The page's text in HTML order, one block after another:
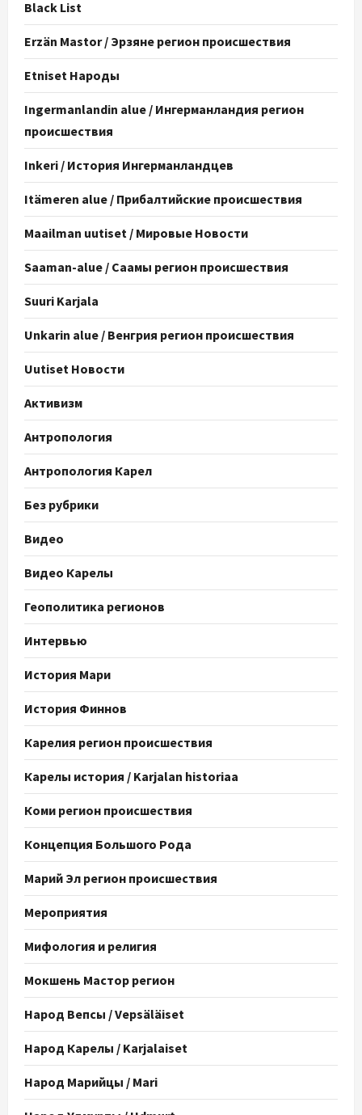
Black List
Erzän Mastor / Эрзяне регион происшествия
Etniset Народы
Ingermanlandin alue / Ингерманландия регион
происшествия
Inkeri / История Ингерманландцев
Itämeren alue / Прибалтийские происшествия
Maailman uutiset / Мировые Новости
Saaman-alue / Саамы регион происшествия
Suuri Karjala
Unkarin alue / Венгрия регион происшествия
Uutiset Новости
Активизм
Антропология
Антропология Карел
Без рубрики
Видео
Видео Карелы
Геополитика регионов
Интервью
История Мари
История Финнов
Карелия регион происшествия
Карелы история / Karjalan historiaa
Коми регион происшествия
Концепция Большого Рода
Марий Эл регион происшествия
Мероприятия
Мифология и религия
Мокшень Мастор регион
Народ Вепсы / Vepsäläiset
Народ Карелы / Karjalaiset
Народ Марийцы / Mari